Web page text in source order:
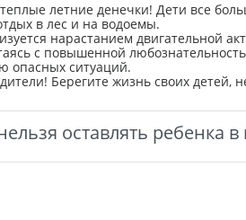
летние денечки! Дети все
в лес и на водоемы.
нарастанием двигательной
с повышенной
опасных ситуаций.
Берегите жизнь своих детей,
оставлять ребенка